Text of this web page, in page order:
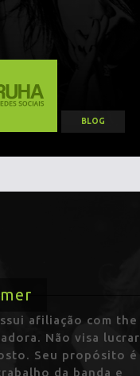
BLOG
afiliação com the
Não visa lucrar
Seu propósito é
da banda e